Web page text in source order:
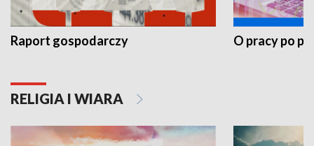
Raport gospodarczy O pracy po
RELIGIA I WIARA